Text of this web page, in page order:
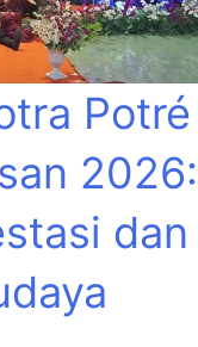
Potré
2026:
dan